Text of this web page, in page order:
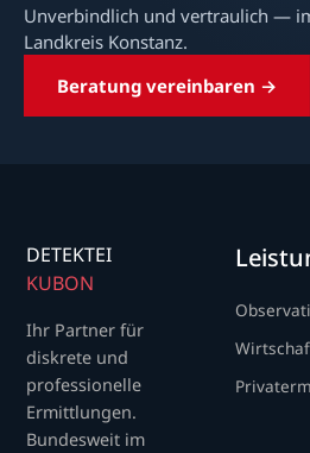
Unverbindlich und vertraulich —
Landkreis Konstanz.
Beratung vereinbaren →
DETEKTEI
KUBON
Ihr Partner für
diskrete und
professionelle
Ermittlungen.
Bundesweit im